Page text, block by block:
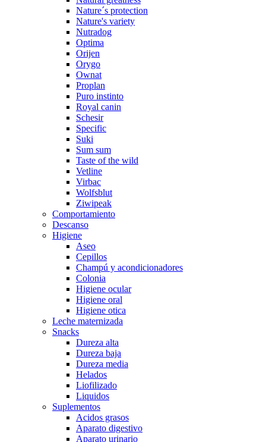
Nature´s protection
Nature's variety
Nutradog
Optima
Orijen
Orygo
Ownat
Proplan
Puro instinto
Royal canin
Schesir
Specific
Suki
Sum sum
Taste of the wild
Vetline
Virbac
Wolfsblut
Ziwipeak
Comportamiento
Descanso
Higiene
Aseo
Cepillos
Champú y acondicionadores
Colonia
Higiene ocular
Higiene oral
Higiene otica
Leche maternizada
Snacks
Dureza alta
Dureza baja
Dureza media
Helados
Liofilizado
Liquidos
Suplementos
Acidos grasos
Aparato digestivo
Aparato urinario